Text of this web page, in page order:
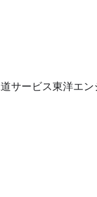
サービス東洋エン